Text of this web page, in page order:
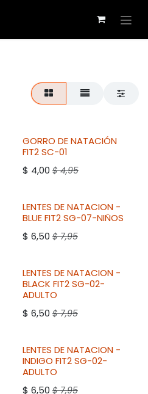
GORRO DE NATACIÓN
FIT2SC-01
$ 4,00 $4,95
LENTES DE NATACION -
BLUEFIT2SG-07-NIÑOS
$ 6,50 $7,95
LENTES DE NATACION -
BLACK FIT2SG-02-
ADULTO
$ 6,50 $7,95
LENTES DE NATACION -
INDIGO FIT2SG-02-
ADULTO
$ 6,50 $7,95